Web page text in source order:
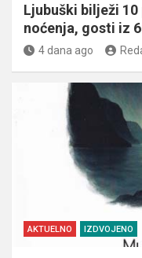
Ljubuški bilježi
noćenja, gosti iz
4 dana ago
AKTUELNO IZDVOJENO